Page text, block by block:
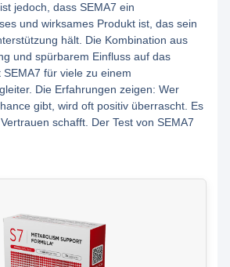
jedoch, dass SEMA7 ein
und wirksames Produkt ist, das sein
hält. Die Kombination aus
und spürbarem Einfluss auf das
für viele zu einem
Die Erfahrungen zeigen: Wer
gibt, wird oft positiv überrascht. Es
schafft. Der Test von SEMA7